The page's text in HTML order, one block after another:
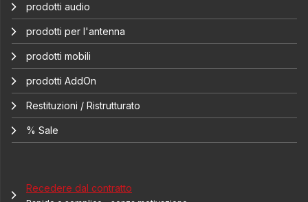
prodotti audio
prodotti per l'antenna
prodotti mobili
prodotti AddOn
Restituzioni / Ristrutturato
% Sale
Recedere dal contratto